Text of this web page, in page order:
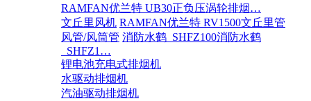
RAMFAN优兰特 UB30正负压涡轮排烟…
文丘里风机 RAMFAN优兰特 RV1500文丘里管
风管/风筒管 消防水鹤_SHFZ100消防水鹤
_SHFZ1…
锂电池充电式排烟机
水驱动排烟机
汽油驱动排烟机